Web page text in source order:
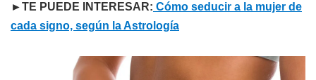
►TE PUEDE INTERESAR: Cómo seducir a la mujer de
cada signo, según la Astrología